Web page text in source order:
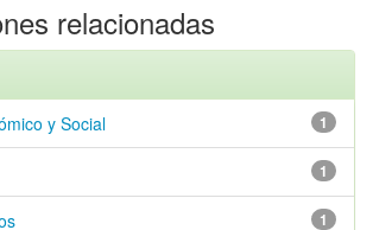
relacionadas
1
y Social
1
1